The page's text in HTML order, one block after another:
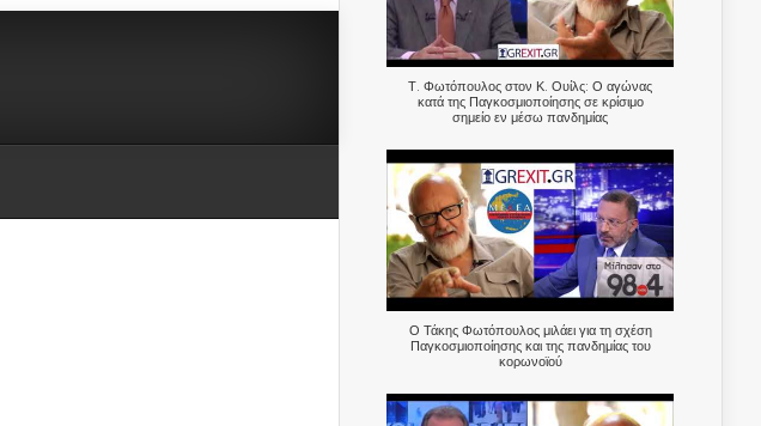
Τ. Φωτόπουλος στον Κ. Ουίλς: Ο αγώνας
κατά της Παγκοσμιοποίησης σε κρίσιμο
σημείο εν μέσω πανδημίας
Ο Τάκης Φωτόπουλος μιλάει για τη σχέση
Παγκοσμιοποίησης και της πανδημίας του
κορωνοϊού